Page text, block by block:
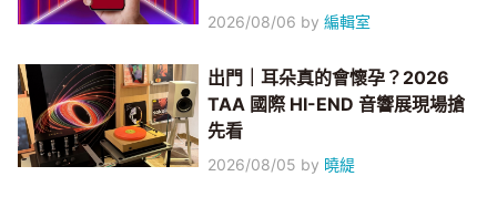
2026/08/06 by編輯室
出門｜耳朵真的會懷孕？2026
TAA 國際 HI-END 音響展現場搶
先看
2026/08/05 by 曉緹